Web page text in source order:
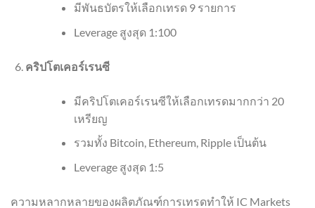
มีพันธบัตรให้เลือกเทรด 9 รายการ
Leverage สูงสุด 1:100
คริปโตเคอร์เรนซี
มีคริปโตเคอร์เรนซีให้เลือกเทรดมากกว่า 20
เหรียญ
รวมทั้ง Bitcoin, Ethereum, Ripple เป็นต้น
Leverage สูงสุด 1:5
ความหลากหลายของผลิตภัณฑ์การเทรดทำให้ IC Markets